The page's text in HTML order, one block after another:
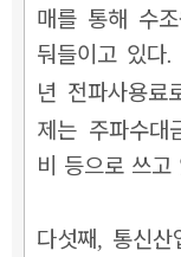
매를 통해 수
둬들이고 있다.
년 전파사용
제는 주파수대
비 등으로 쓰
다섯째, 통신